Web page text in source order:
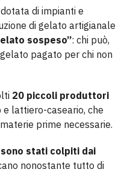
di impianti e
di gelato artigianale
sospeso”: chi può,
pagato per chi non
20 piccoli produttori
lattiero-caseario, che
prime necessarie.
stati colpiti dai
nonostante tutto di